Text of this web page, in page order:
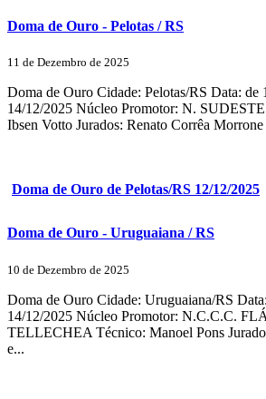
Doma de Ouro - Pelotas / RS
11 de Dezembro de 2025
Doma de Ouro Cidade: Pelotas/RS Data: de
14/12/2025 Núcleo Promotor: N.
Ibsen Votto Jurados: Renato Corrêa
Doma de Ouro de Pelotas/RS 12/12/2025
Doma de Ouro - Uruguaiana / RS
10 de Dezembro de 2025
Doma de Ouro Cidade: Uruguaiana/RS
14/12/2025 Núcleo Promotor: N.C.C.C.
TELLECHEA Técnico: Manoel Pons
e...